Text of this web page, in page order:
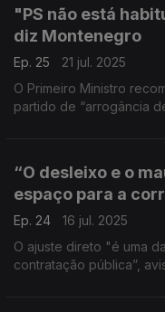
"PS não está
diz Montenegro
Ep. 25
21 jul. 2025
O Primeiro Ministro
partido de “arrogância
“O desleixo e o
espaço para a
Ep. 24
16 jul. 2025
O ajuste direto "é uma
contratação pública”,